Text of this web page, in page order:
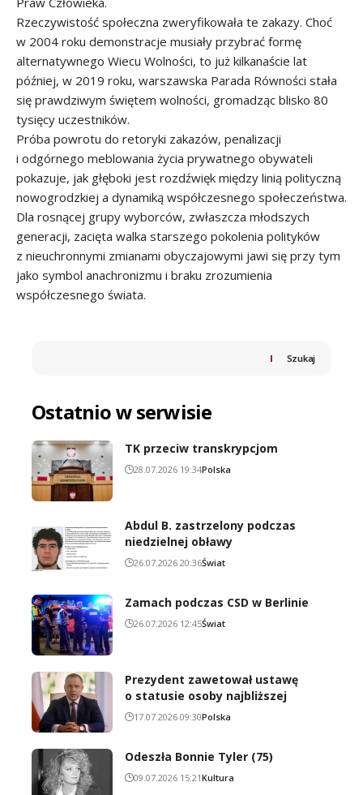
Rzeczywistość społeczna zweryfikowała te zakazy. Choć
w 2004 roku demonstracje musiały przybrać formę
alternatywnego Wiecu Wolności, to już kilkanaście lat
później, w 2019 roku, warszawska Parada Równości stała
się prawdziwym świętem wolności, gromadząc blisko 80
tysięcy uczestników.
Próba powrotu do retoryki zakazów, penalizacji
i odgórnego meblowania życia prywatnego obywateli
pokazuje, jak głęboki jest rozdźwięk między linią polityczną
nowogrodzkiej a dynamiką współczesnego społeczeństwa.
Dla rosnącej grupy wyborców, zwłaszcza młodszych
generacji, zacięta walka starszego pokolenia polityków
z nieuchronnymi zmianami obyczajowymi jawi się przy tym
jako symbol anachronizmu i braku zrozumienia
współczesnego świata.
Szukaj
Ostatnio w serwisie
TK przeciw transkrypcjom
28.07.2026 19:34Polska
Abdul B. zastrzelony podczas
niedzielnej obławy
26.07.2026 20:36Świat
Zamach podczas CSD w Berlinie
26.07.2026 12:45Świat
Prezydent zawetował ustawę
o statusie osoby najbliższej
17.07.2026 09:30Polska
Odeszła Bonnie Tyler (75)
09.07.2026 15:21Kultura